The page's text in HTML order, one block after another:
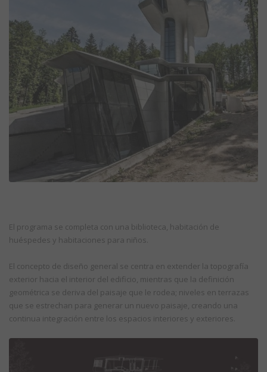
El programa se completa con una biblioteca, habitación de
huéspedes y habitaciones para niños.
El concepto de diseño general se centra en extender la topografía
exterior hacia el interior del edificio, mientras que la definición
geométrica se deriva del paisaje que le rodea; niveles en terrazas
que se estrechan para generar un nuevo paisaje, creando una
continua integración entre los espacios interiores y exteriores.